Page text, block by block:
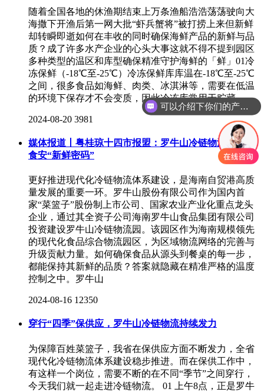
随着全国各地的休渔期结束上万条渔船浩浩荡荡驶向大
海撒下开渔后第一网大批“虾兵蟹将”被打捞上来但新鲜
却转瞬即逝如何在丰收的同时确保海鲜产品的新鲜与品
质？成了许多水产企业的心头大事这就不得不提到园区
多种类型的温区和库型确保精准守护海鲜的「鲜」01冷
冻保鲜（-18℃至-25℃）冷冻保鲜库库温在-18℃至-25℃
之间，很多食品如海鲜、肉类、冰淇淋等，需要在低温
的环境下保存才不会变质，因此冷冻库常用于贮藏，
2024-08-20 3981
媒体报道丨粤桂琼十四市报盟：罗牛山冷链物流园解锁
食安“新鲜密码”
更好推进现代化冷链物流体系建设，是海南自贸港高质
量发展的重要一环。罗牛山股份有限公司作为国内首
家“菜篮子”股份制上市公司、国家农业产业化重点龙头
企业，通过其全资子公司海南罗牛山食品集团有限公司
投资建设罗牛山冷链物流园。该园区作为海南规模领先
的现代化食品综合物流园区，为区域物流网络的完善与
升级贡献力量。如何确保食品从源头到餐桌的每一步，
都能保持其新鲜的品质？答案就隐藏在精准严格的温度
控制之中。罗牛山
2024-08-16 12350
穿行“四季”保供应，罗牛山冷链物流持续发力
为保障百姓菜篮子，我省在保供应方面不断发力，全省
现代化冷链物流体系建设稳步推进。而在保供工作中，
有这样一个岗位，需要不断的在不同“季节”之间穿行，
今天我们就一起走进冷链物流。 01 上午8点，正是罗牛
可以介绍下你们的产品么